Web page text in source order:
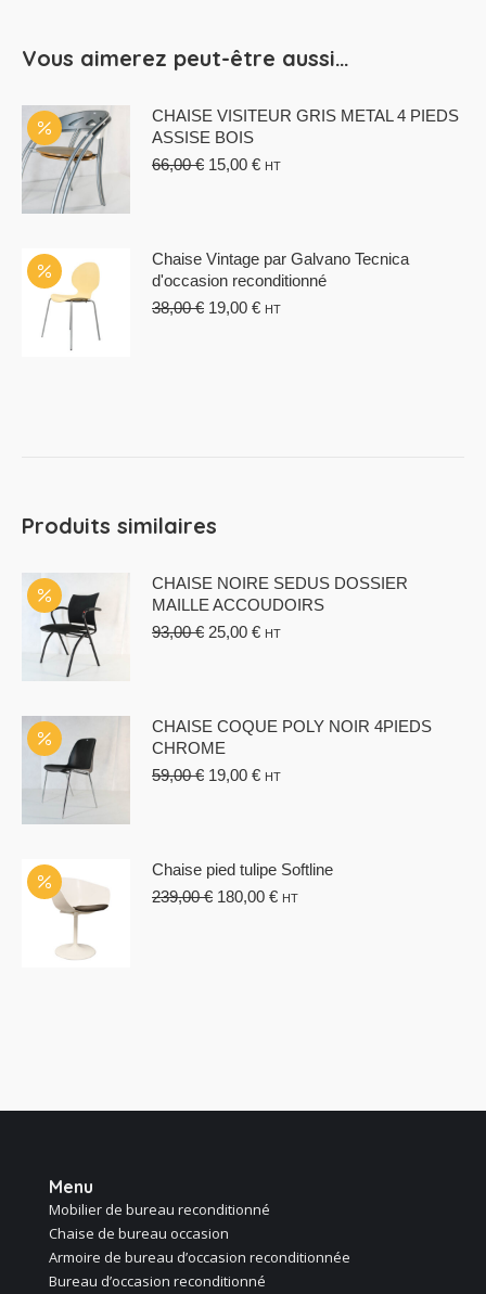
Vous aimerez peut-être aussi…
CHAISE VISITEUR GRIS METAL 4 PIEDS
ASSISE BOIS
66,00€ Le
66,00 €.
15,00 €Le
15,00 €.
HT
Chaise Vintage par Galvano Tecnica
d'occasion reconditionné
38,00€ Le
19,00 €Le
HT
Produits similaires
CHAISE NOIRE SEDUS DOSSIER
MAILLE ACCOUDOIRS
93,00€ Le
93,00 €.
25,00 €Le
25,00 €.
HT
CHAISE COQUE POLY NOIR 4PIEDS
CHROME
59,00€ Le
59,00 €.
19,00 €Le
19,00 €.
HT
Chaise pied tulipe Softline
239,00€ Le
180,00 €Le
HT
Menu
Mobilier de bureau reconditionné
Chaise de bureau occasion
Armoire de bureau d’occasion reconditionnée
Bureau d’occasion reconditionné